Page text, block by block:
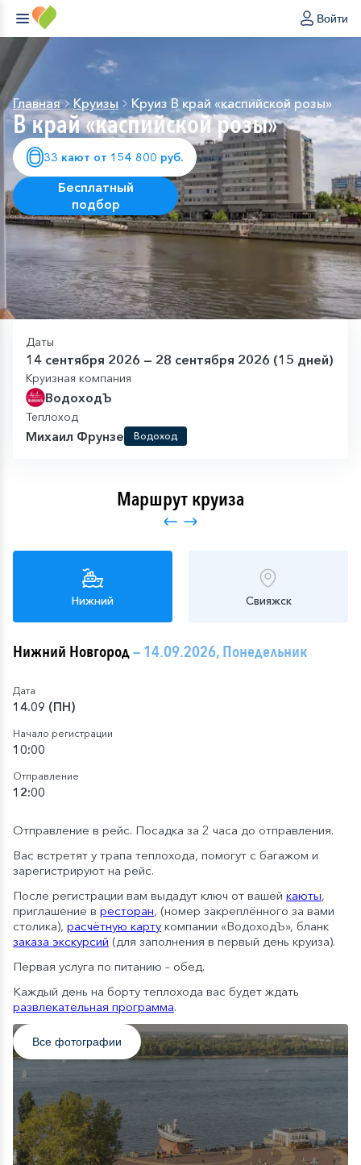
Войти
Главная Круизы Круиз В край «каспийской розы»
В край «каспийской розы»
33 кают от 154 800 руб.
Бесплатный
подбор
Даты
14 сентября 2026 — 28 сентября 2026 (15 дней)
Круизная компания
ВодоходЪ
Теплоход
Михаил Фрунзе Водоход
Маршрут круиза
Нижний Свияжск
Нижний Новгород— 14.09.2026, Понедельник
Дата
14.09 (ПН)
Начало регистрации
10:00
Отправление
12:00
Отправление в рейс. Посадка за 2 часа до отправления.
Вас встретят у трапа теплохода, помогут с багажом и
зарегистрируют на рейс.
После регистрации вам выдадут ключ от вашей каюты,
приглашение в ресторан, (номер закреплённого за вами
столика), расчётную карту компании «ВодоходЪ», бланк
заказа экскурсий (для заполнения в первый день круиза).
Первая услуга по питанию – обед.
Каждый день на борту теплохода вас будет ждать
развлекательная программа.
Все фотографии